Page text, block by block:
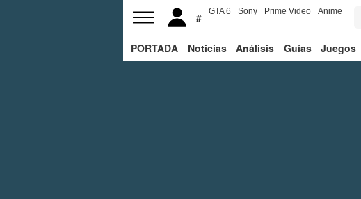
GTA 6 Sony Prime Video Anime
PORTADA Noticias Análisis Guías Juegos